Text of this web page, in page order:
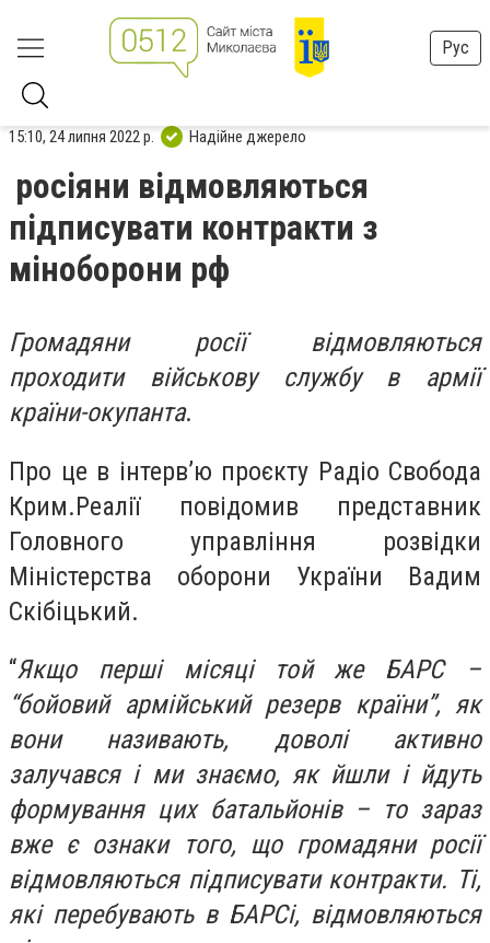
Рус
15:10, 24 липня 2022 р. Надійне джерело
росіяни відмовляються
підписувати контракти з
міноборони рф
Громадяни росії відмовляються
проходити військову службу в армії
країни-окупанта.
Про це в інтерв’ю проєкту Радіо Свобода
Крим.Реалії повідомив представник
Головного управління розвідки
Міністерства оборони України Вадим
Скібіцький.
“Якщо перші місяці той же БАРС –
“бойовий армійський резерв країни”, як
вони називають, доволі активно
залучався і ми знаємо, як йшли і йдуть
формування цих батальйонів – то зараз
вже є ознаки того, що громадяни росії
відмовляються підписувати контракти. Ті,
які перебувають в БАРСі, відмовляються